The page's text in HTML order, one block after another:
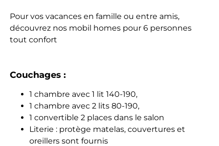
Pour vos vacances en famille ou entre amis,
découvrez nos mobil homes pour 6 personnes
tout confort
Couchages :
1 chambre avec 1 lit 140-190,
1 chambre avec 2 lits 80-190,
1 convertible 2 places dans le salon
Literie : protège matelas, couvertures et
oreillers sont fournis